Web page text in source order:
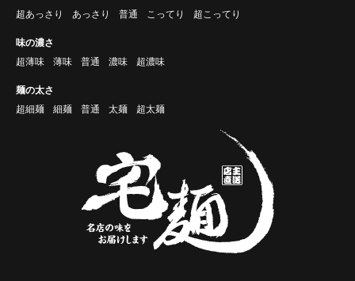
超あっさり
あっさり 普通 こってり 超こってり
味の濃さ
超薄味
薄味 普通 濃味 超濃味
麺の太さ
超細麺
細麺 普通 太麺 超太麺